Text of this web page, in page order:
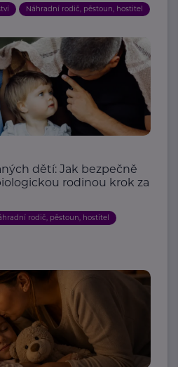
Náhradní rodič, pěstoun, hostitel
dětí: Jak bezpečně
rodinou krok za
rodič, pěstoun, hostitel